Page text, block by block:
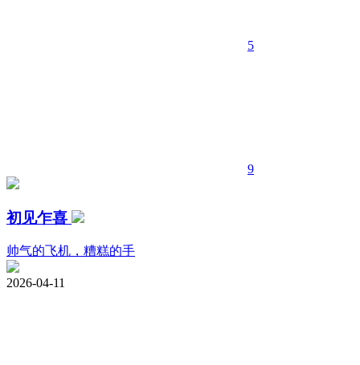
5
9
初见乍喜
帅气的飞机，糟糕的手
2026-04-11